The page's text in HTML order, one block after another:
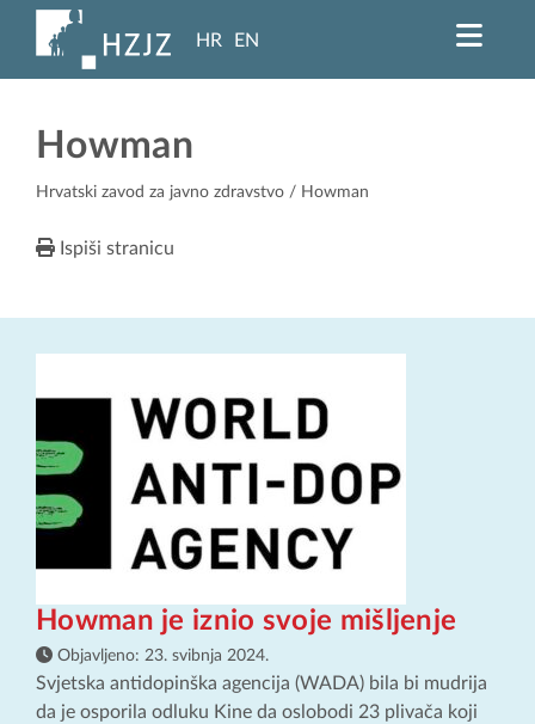
HR EN
Howman
Hrvatski zavod za javno zdravstvo / Howman
Ispiši stranicu
Howman je iznio svoje mišljenje
Objavljeno: 23. svibnja 2024.
Svjetska antidopinška agencija (WADA) bila bi mudrija
da je osporila odluku Kine da oslobodi 23 plivača koji